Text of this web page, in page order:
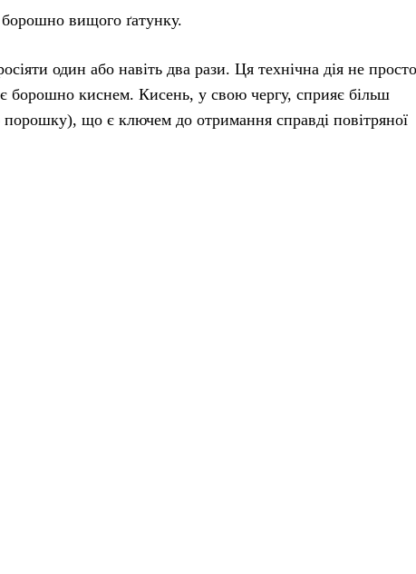
вищого ґатунку.
один або навіть два рази. Ця технічна дія не просто
борошно киснем. Кисень, у свою чергу, сприяє більш
порошку), що є ключем до отримання справді повітряної